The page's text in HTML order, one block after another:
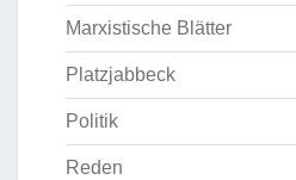
Marxistische Blätter
Platzjabbeck
Politik
Reden